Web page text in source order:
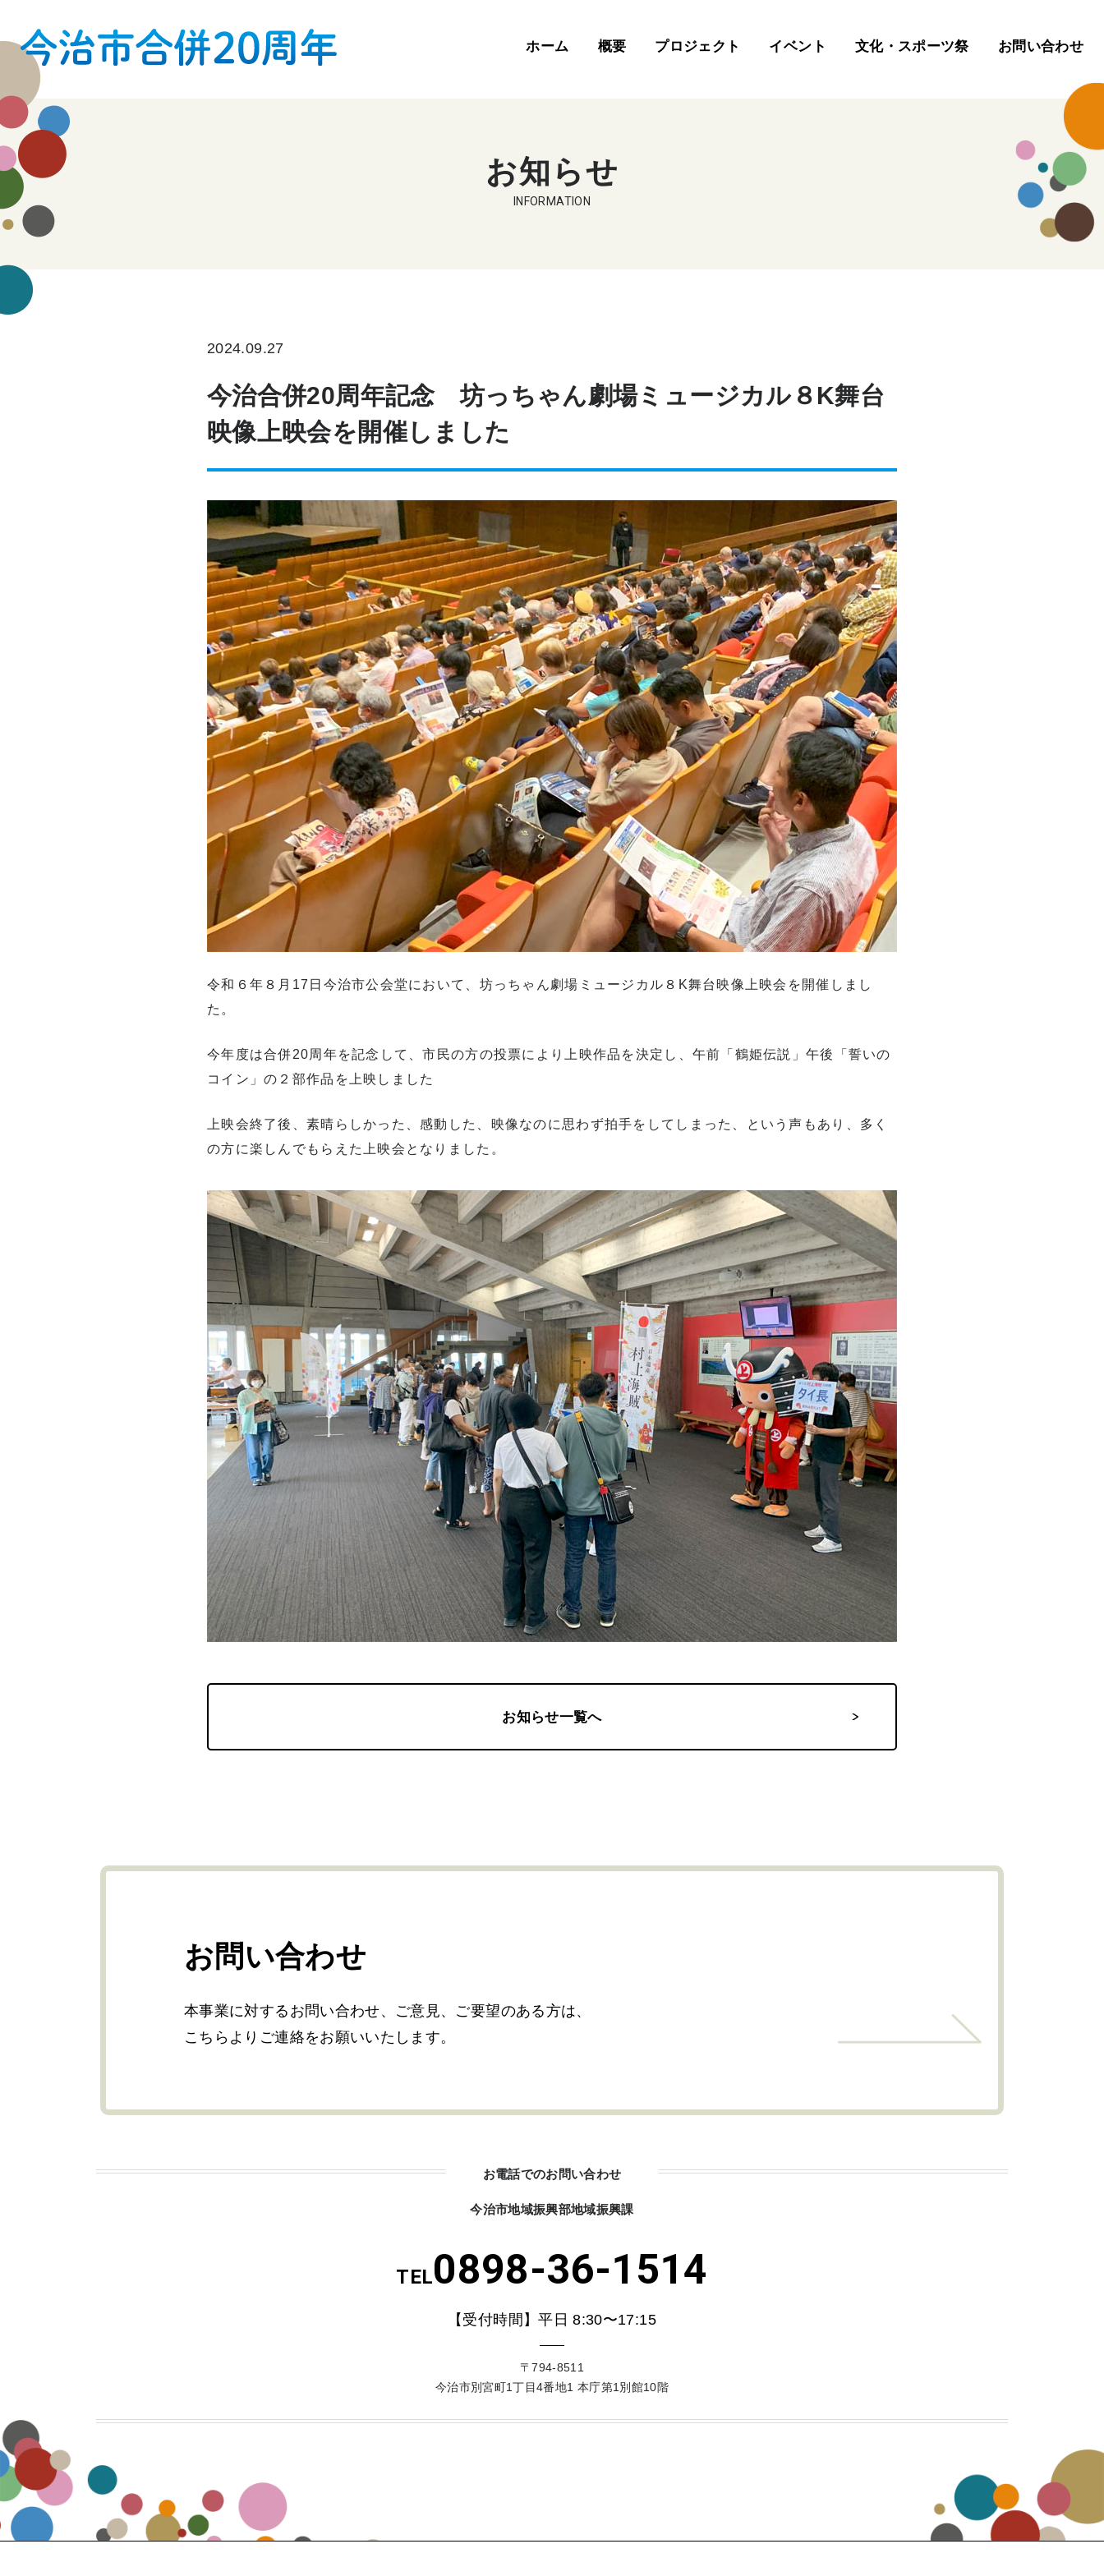
ホーム 概要 プロジェクト イベント 文化・スポーツ祭 お問い合わせ
お知らせ
INFORMATION
2024.09.27
今治合併20周年記念 坊っちゃん劇場ミュージカル８K舞台
映像上映会を開催しました
令和６年８月17日今治市公会堂において、坊っちゃん劇場ミュージカル８K舞台映像上映会を開催しまし
た。
今年度は合併20周年を記念して、市民の方の投票により上映作品を決定し、午前「鶴姫伝説」午後「誓いの
コイン」の２部作品を上映しました
上映会終了後、素晴らしかった、感動した、映像なのに思わず拍手をしてしまった、という声もあり、多く
の方に楽しんでもらえた上映会となりました。
お知らせ一覧へ
お問い合わせ
本事業に対するお問い合わせ、ご意見、 ご要望のある方は、
こちらよりご連絡をお願いいたします。
お電話でのお問い合わせ
今治市地域振興部地域振興課
TEL0898-36-1514
【受付時間】平日 8:30〜17:15
〒794-8511
今治市別宮町1丁目4番地1 本庁第1別館10階